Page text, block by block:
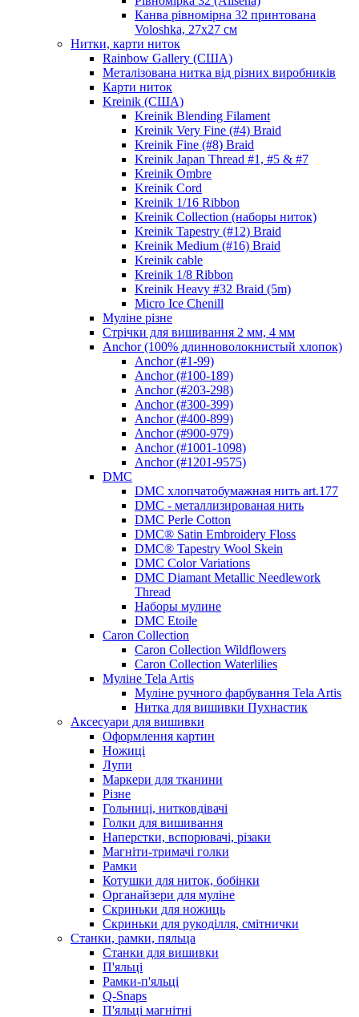
Канва рівномірна 32 принтована
Voloshka, 27х27 см
Нитки, карти ниток
Rainbow Gallery (США)
Металізована нитка від різних виробників
Карти ниток
Kreinik (США)
Kreinik Blending Filament
Kreinik Very Fine (#4) Braid
Kreinik Fine (#8) Braid
Kreinik Japan Thread #1, #5 & #7
Kreinik Ombre
Kreinik Cord
Kreinik 1/16 Ribbon
Kreinik Collection (наборы ниток)
Kreinik Tapestry (#12) Braid
Kreinik Medium (#16) Braid
Kreinik cable
Kreinik 1/8 Ribbon
Kreinik Heavy #32 Braid (5m)
Micro Ice Chenill
Муліне різне
Стрічки для вишивання 2 мм, 4 мм
Anchor (100% длинноволокнистый хлопок)
Anchor (#1-99)
Anchor (#100-189)
Anchor (#203-298)
Anchor (#300-399)
Anchor (#400-899)
Anchor (#900-979)
Anchor (#1001-1098)
Anchor (#1201-9575)
DMC
DMC хлопчатобумажная нить art.177
DMC - металлизированая нить
DMC Perle Cotton
DMC® Satin Embroidery Floss
DMC® Tapestry Wool Skein
DMC Color Variations
DMC Diamant Metallic Needlework
Thread
Наборы мулине
DMC Etoile
Caron Collection
Caron Collection Wildflowers
Caron Collection Waterlilies
Муліне Tela Artis
Муліне ручного фарбування Tela Artis
Нитка для вишивки Пухнастик
Аксесуари для вишивки
Оформлення картин
Ножиці
Лупи
Маркери для тканини
Різне
Гольниці, нитковдівачі
Голки для вишивання
Наперстки, вспорювачі, різаки
Магніти-тримачі голки
Рамки
Котушки для ниток, бобінки
Органайзери для муліне
Скриньки для ножиць
Скриньки для рукоділля, смітнички
Станки, рамки, пяльца
Станки для вишивки
П'яльці
Рамки-п'яльці
Q-Snaps
П'яльці магнітні